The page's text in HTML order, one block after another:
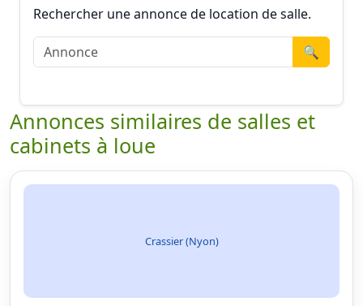
Rechercher une annonce de location de salle.
🔍
Annonces similaires de salles et
cabinets à loue
Crassier (Nyon)